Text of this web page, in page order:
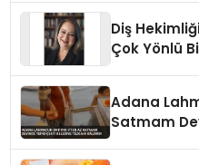
Diş
Çok Yönlü
Adana
Satmam